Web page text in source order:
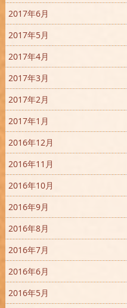
2017年6月
2017年5月
2017年4月
2017年3月
2017年2月
2017年1月
2016年12月
2016年11月
2016年10月
2016年9月
2016年8月
2016年7月
2016年6月
2016年5月